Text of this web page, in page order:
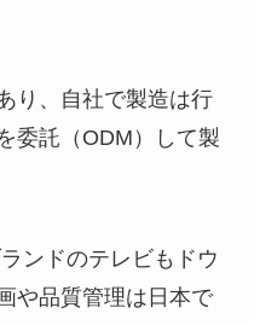
り、自社で製造は行
委託（ODM）して製
ンドのテレビもドウ
や品質管理は日本で